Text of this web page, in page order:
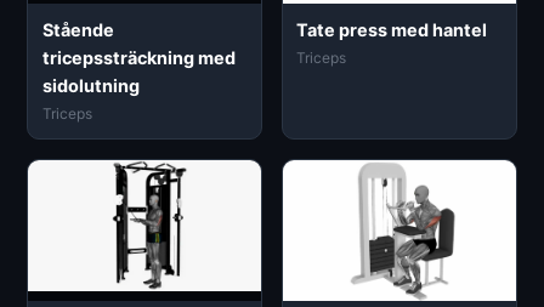
Stående
tricepssträckning med
sidolutning
Triceps
Tate press med hantel
Triceps